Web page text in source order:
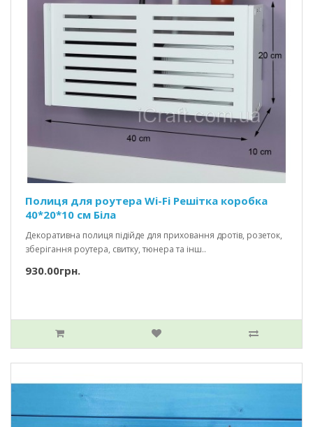
Полиця для роутера Wi-Fi Решітка коробка
40*20*10 см Біла
Декоративна полиця підійде для приховання дротів, розеток,
зберігання роутера, свитку, тюнера та інш..
930.00грн.